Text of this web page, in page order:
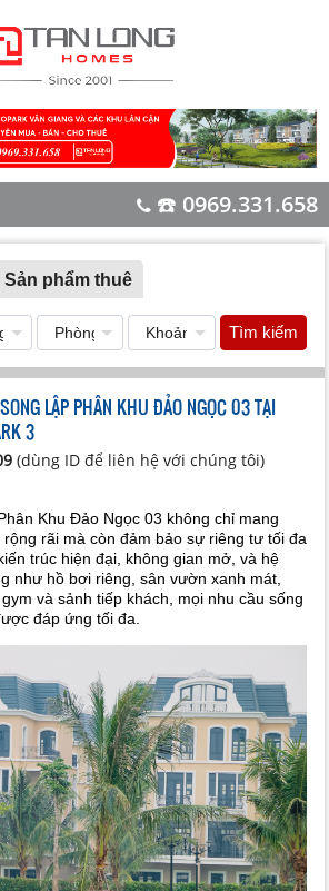
☎️ 0969.331.658
Sản phẩm thuê
Tìm kiếm
LẬP PHÂN KHU ĐẢO NGỌC 03 TẠI
3
(dùng ID để liên hệ với chúng tôi)
Khu Đảo Ngọc 03 không chỉ mang
rãi mà còn đảm bảo sự riêng tư tối đa
trúc hiện đại, không gian mở, và hệ
như hồ bơi riêng, sân vườn xanh mát,
và sảnh tiếp khách, mọi nhu cầu sống
đáp ứng tối đa.